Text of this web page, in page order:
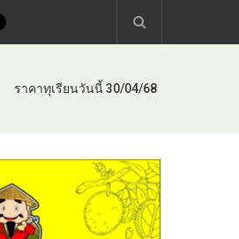
ราคาทุเรียนวันนี้ 30/04/68